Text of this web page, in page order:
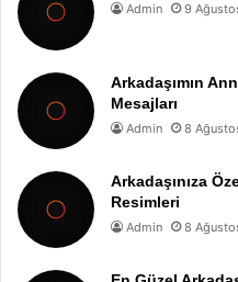
Admin 9
Arkadaşımın
Mesajları
Admin 8
Arkadaşınıza
Resimleri
Admin 8